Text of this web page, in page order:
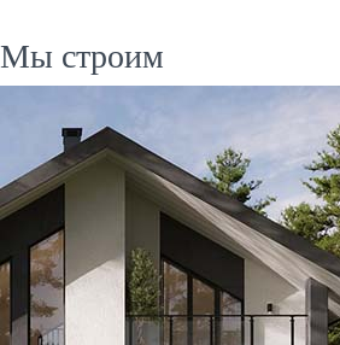
Мы строим